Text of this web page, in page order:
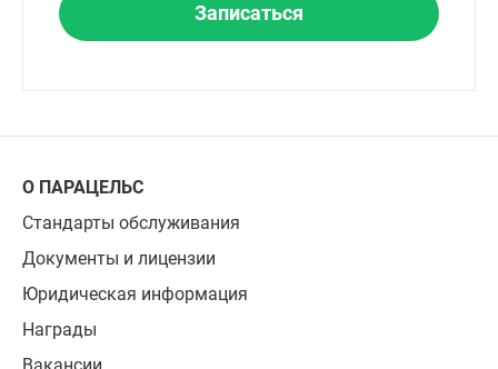
Записаться
О ПАРАЦЕЛЬС
Стандарты обслуживания
Документы и лицензии
Юридическая информация
Награды